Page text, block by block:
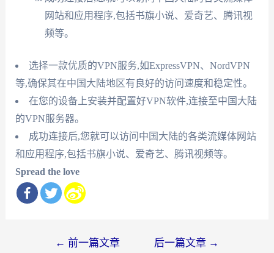
网站和应用程序,包括书旗小说、爱奇艺、腾讯视
频等。
选择一款优质的VPN服务,如ExpressVPN、NordVPN
等,确保其在中国大陆地区有良好的访问速度和稳定性。
在您的设备上安装并配置好VPN软件,连接至中国大陆
的VPN服务器。
成功连接后,您就可以访问中国大陆的各类流媒体网站
和应用程序,包括书旗小说、爱奇艺、腾讯视频等。
Spread the love
← 前一篇文章 后一篇文章 →